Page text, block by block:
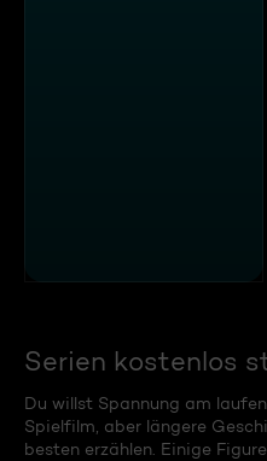
Serien kostenlos
Du willst Spannung am
Spielfilm, aber längere
besten erzählen. Einige